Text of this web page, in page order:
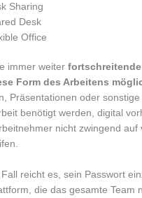
Sharing
Desk
Office
immer weiter
Form des Arbeitens
Präsentationen oder
benötigt werden, digital
nicht zwingend auf
Fall reicht es, sein Passwort
die das gesamte Team